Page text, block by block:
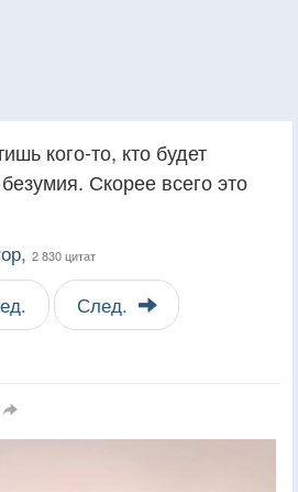
кого-то, кто будет
Скорее всего это
2 830 цитат
След.